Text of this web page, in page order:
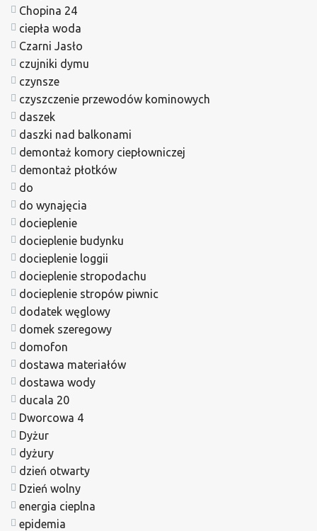
Chopina 24
ciepła woda
Czarni Jasło
czujniki dymu
czynsze
czyszczenie przewodów kominowych
daszek
daszki nad balkonami
demontaż komory ciepłowniczej
demontaż płotków
do
do wynajęcia
docieplenie
docieplenie budynku
docieplenie loggii
docieplenie stropodachu
docieplenie stropów piwnic
dodatek węglowy
domek szeregowy
domofon
dostawa materiałów
dostawa wody
ducala 20
Dworcowa 4
Dyżur
dyżury
dzień otwarty
Dzień wolny
energia cieplna
epidemia